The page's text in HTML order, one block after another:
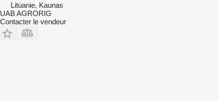
Lituanie, Kaunas
UAB AGRORIG
Contacter le vendeur